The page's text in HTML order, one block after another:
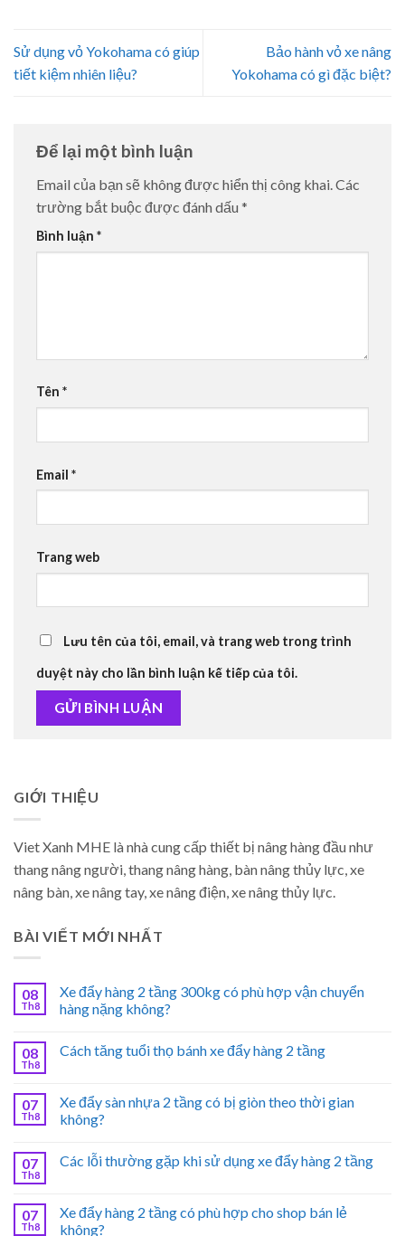
Sử dụng vỏ Yokohama có giúp
tiết kiệm nhiên liệu?
Bảo hành vỏ xe nâng
Yokohama có gì đặc biệt?
Để lại một bình luận
Email của bạn sẽ không được hiển thị công khai.Các
trường bắt buộc được đánh dấu *
Bình luận *
Tên *
Email *
Trang web
Lưu tên của tôi, email, và trang web trong trình
duyệt này cho lần bình luận kế tiếp của tôi.
GIỚI THIỆU
Viet Xanh MHE là nhà cung cấp thiết bị nâng hàng đầu như
thang nâng người, thang nâng hàng, bàn nâng thủy lực, xe
nâng bàn, xe nâng tay, xe nâng điện, xe nâng thủy lực.
BÀI VIẾT MỚI NHẤT
08
Th8
Xe đẩy hàng 2 tầng 300kg có phù hợp vận chuyển
hàng nặng không?
08
Th8
Cách tăng tuổi thọ bánh xe đẩy hàng 2 tầng
07
Th8
Xe đẩy sàn nhựa 2 tầng có bị giòn theo thời gian
không?
07
Th8
Các lỗi thường gặp khi sử dụng xe đẩy hàng 2 tầng
07
Th8
Xe đẩy hàng 2 tầng có phù hợp cho shop bán lẻ
không?